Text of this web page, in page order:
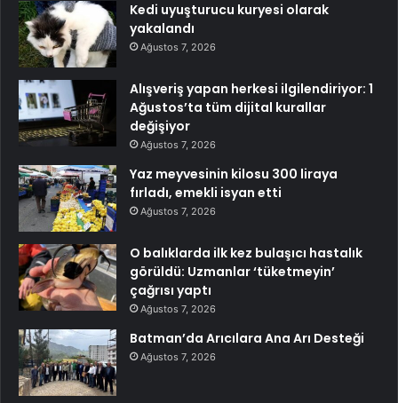
Kedi uyuşturucu kuryesi olarak
yakalandı
Ağustos 7, 2026
Alışveriş yapan herkesi ilgilendiriyor: 1
Ağustos’ta tüm dijital kurallar
değişiyor
Ağustos 7, 2026
Yaz meyvesinin kilosu 300 liraya
fırladı, emekli isyan etti
Ağustos 7, 2026
O balıklarda ilk kez bulaşıcı hastalık
görüldü: Uzmanlar ‘tüketmeyin’
çağrısı yaptı
Ağustos 7, 2026
Batman’da Arıcılara Ana Arı Desteği
Ağustos 7, 2026